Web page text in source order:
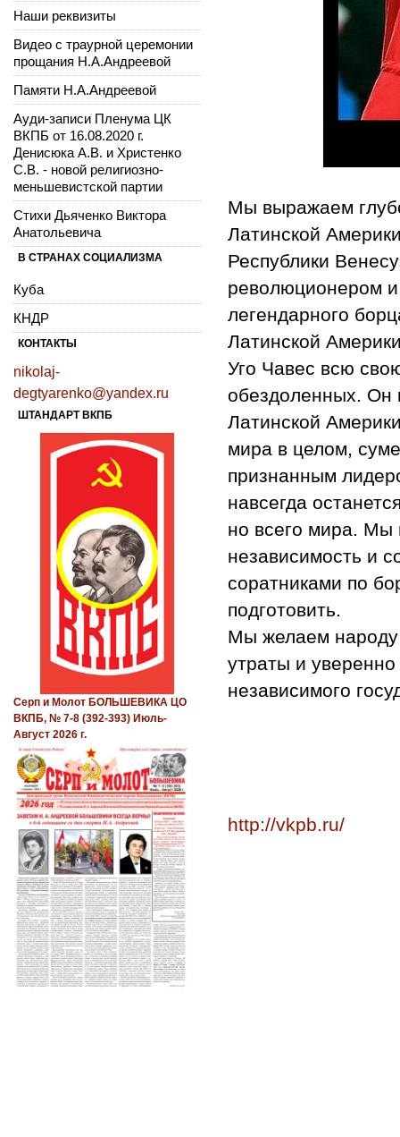
Мы выражаем
Латинской
Республики
революционером
легендарного
Латинской
Уго Чавес всю
обездоленных. Он
Латинской
мира в целом,
признанным
навсегда
но всего мира. Мы
независимость и
соратниками по
подготовить.
Мы желаем народу
утраты и
независимого
http://vkpb.ru/
Наши реквизиты
Видео с траурной церемонии
прощания Н.А.Андреевой
Памяти Н.А.Андреевой
Ауди-записи Пленума ЦК
ВКПБ от 16.08.2020 г.
Денисюка А.В. и Христенко
С.В. - новой религиозно-
меньшевистской партии
Стихи Дьяченко Виктора
Анатольевича
В СТРАНАХ СОЦИАЛИЗМА
Куба
КНДР
КОНТАКТЫ
nikolaj-
degtyarenko@yandex.ru
ШТАНДАРТ ВКПБ
Серп и Молот БОЛЬШЕВИКА ЦО
ВКПБ, № 7-8 (392-393) Июль-
Август 2026 г.